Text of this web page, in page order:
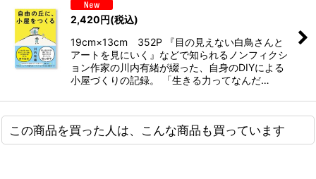
2,420円(税込)
19cm×13cm 352P 『目の見えない白鳥さんと
アートを見にいく』などで知られるノンフィクシ
ョン作家の川内有緒が綴った、自身のDIYによる
小屋づくりの記録。 「生きる力ってなんだ…
この商品を買った人は、こんな商品も買っています